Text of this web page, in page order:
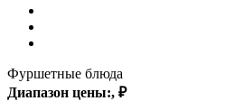
Фуршетные блюда
Диапазон цены:, ₽